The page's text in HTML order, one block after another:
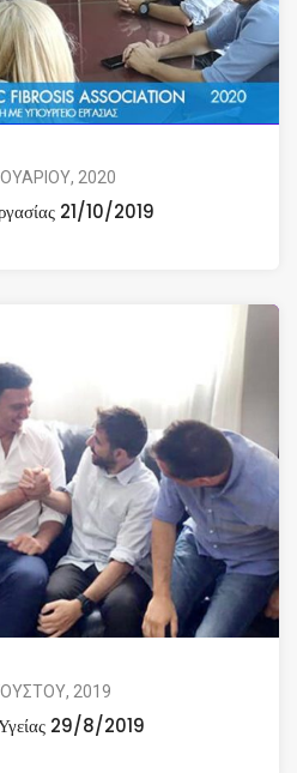
2020
21/10/2019
2019
29/8/2019